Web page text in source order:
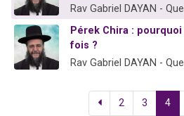
Rav Gabriel DAYAN -
Pérek Chira :
fois ?
Rav Gabriel DAYAN -
2 3 4